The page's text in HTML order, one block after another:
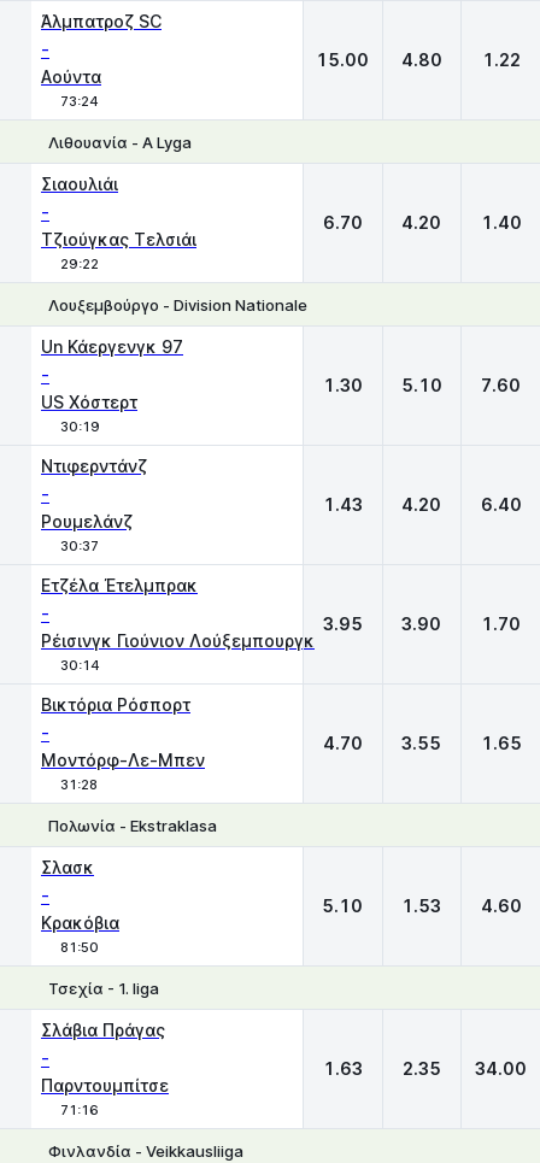
Άλμπατροζ SC
-
Αούντα
73:24
15.00 4.80 1.22
Λιθουανία - A Lyga
Σιαουλιάι
-
Τζιούγκας Τελσιάι
29:22
6.70 4.20 1.40
Λουξεμβούργο - Division Nationale
Un Κάεργενγκ 97
-
US Χόστερτ
30:19
1.30 5.10 7.60
Ντιφερντάνζ
-
Ρουμελάνζ
30:37
1.43 4.20 6.40
Ετζέλα Έτελμπρακ
-
Ρέισινγκ Γιούνιον Λούξεμπουργκ
30:14
3.95 3.90 1.70
Βικτόρια Ρόσπορτ
-
Μοντόρφ-Λε-Μπεν
31:28
4.70 3.55 1.65
Πολωνία - Ekstraklasa
Σλασκ
-
Κρακόβια
81:50
5.10 1.53 4.60
Τσεχία - 1. liga
Σλάβια Πράγας
-
Παρντουμπίτσε
71:16
1.63 2.35 34.00
Φινλανδία - Veikkausliiga